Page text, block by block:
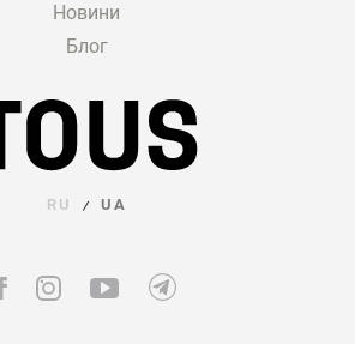
Новини
Блог
RU / UA